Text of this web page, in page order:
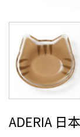
ADERIA 日